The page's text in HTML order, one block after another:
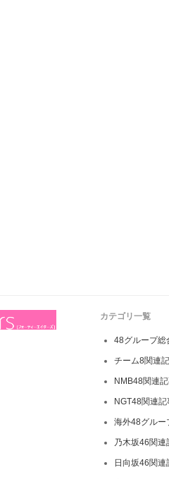
カテゴリ一覧
48グループ総
チーム8関連
NMB48関連
NGT48関連記
海外48グルー
乃木坂46関連
日向坂46関連